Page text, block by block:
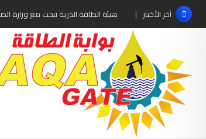
Skip
to
آخر الأخبار هيئة الطاقة الذرية تبحث مع وزارة